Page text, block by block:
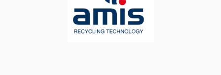
Trekken Van De Buis